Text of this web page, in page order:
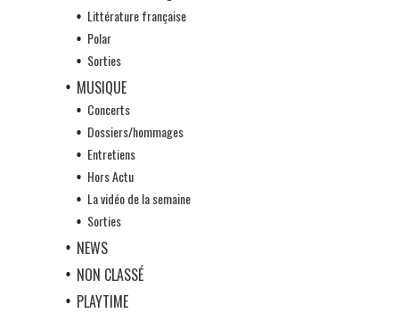
Littérature française
Polar
Sorties
MUSIQUE
Concerts
Dossiers/hommages
Entretiens
Hors Actu
La vidéo de la semaine
Sorties
NEWS
NON CLASSÉ
PLAYTIME